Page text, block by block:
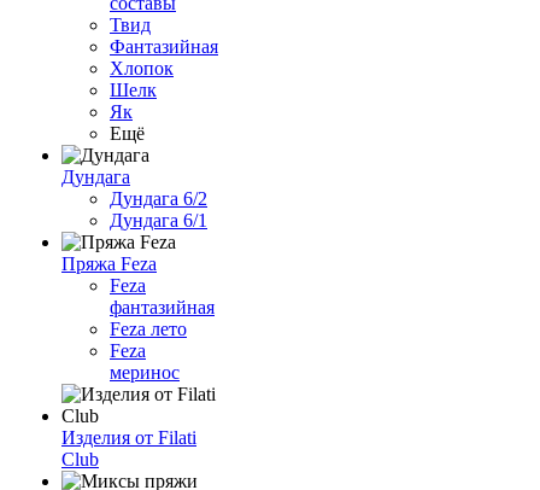
Твид
Фантазийная
Хлопок
Шелк
Як
Ещё
Дундага
Дундага 6/2
Дундага 6/1
Пряжа Feza
Feza
фантазийная
Feza лето
Feza
меринос
Изделия от Filati
Club